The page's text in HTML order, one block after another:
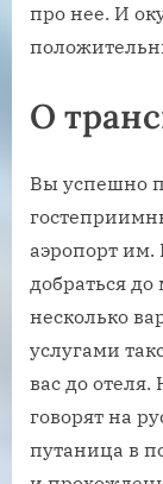
про нее. И
О
Вы успешно
аэропорт
добраться
несколько
услугами
вас до
говорят на
путаница в